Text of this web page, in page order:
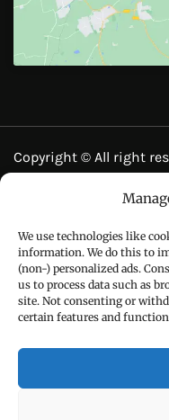
We use technologies like
information. We do this to
(non-) personalized ads.
us to process data such as
site. Not consenting or
certain features and
CONTACT US
Email :
Click to